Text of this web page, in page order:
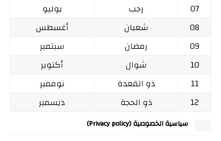
07
رجب
يوليو
08
شعبان
أغسطس
09
رمضان
سبتمبر
10
شوال
أكتوبر
11
ذو القعدة
نوفمبر
12
ذو الحجة ديسمبر
سياسية الخصوصية (Privacy policy)